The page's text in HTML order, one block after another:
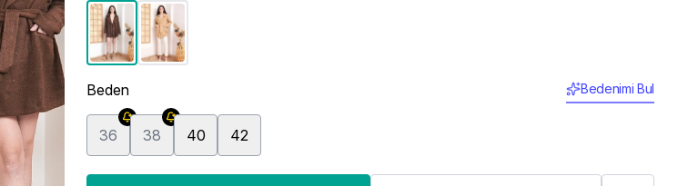
Beden Bedenimi Bul
36 38 40 42